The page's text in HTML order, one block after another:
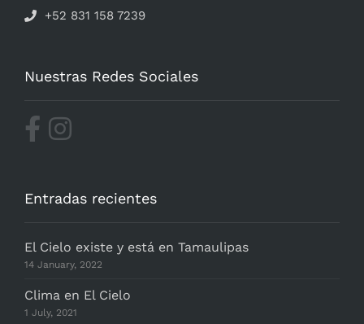
+52 831 158 7239
Nuestras Redes Sociales
Entradas recientes
El Cielo existe y está en Tamaulipas
14 January, 2022
Clima en El Cielo
1 July, 2021